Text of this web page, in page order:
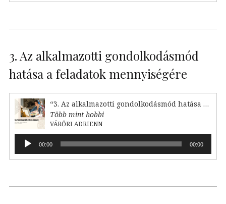
3. Az alkalmazotti gondolkodásmód
hatása a feladatok mennyiségére
“3. Az alkalmazotti gondolkodásmód hatása a feladataink mennyiségére”
Több mint hobbi
VÁRŐRI ADRIENN
Audió
lejátszó00:00 00:00